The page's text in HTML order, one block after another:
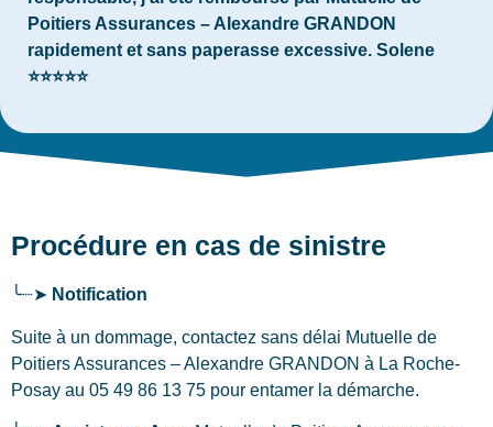
Poitiers Assurances – Alexandre GRANDON
rapidement et sans paperasse excessive. Solene
⭐⭐⭐⭐⭐
Procédure en cas de sinistre
╰┈➤ Notification
Suite à un dommage, contactez sans délai Mutuelle de
Poitiers Assurances – Alexandre GRANDON à La Roche-
Posay au 05 49 86 13 75 pour entamer la démarche.